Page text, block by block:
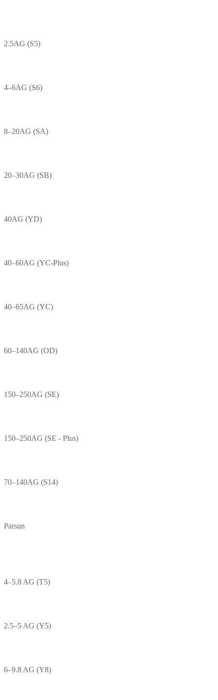
2.5AG (S5)
4–6AG (S6)
8–20AG (SA)
20–30AG (SB)
40AG (YD)
40–60AG (YC-Plus)
40–65AG (YC)
60–140AG (OD)
150–250AG (SE)
150–250AG (SE - Plus)
70–140AG (S14)
Parsun
4–5.8 AG (T5)
2.5–5 AG (Y5)
6–9.8 AG (Y8)